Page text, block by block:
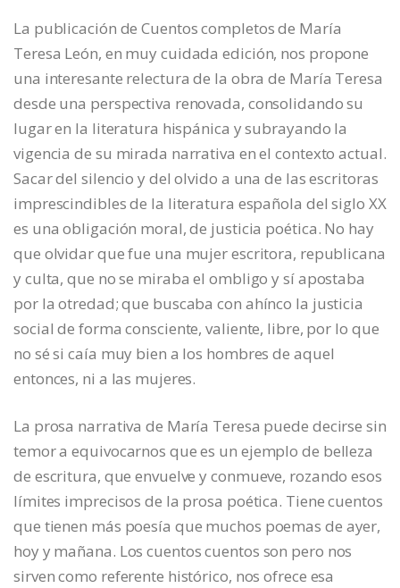
La publicación de Cuentos completos de María
Teresa León, en muy cuidada edición, nos propone
una interesante relectura de la obra de María Teresa
desde una perspectiva renovada, consolidando su
lugar en la literatura hispánica y subrayando la
vigencia de su mirada narrativa en el contexto actual.
Sacar del silencio y del olvido a una de las escritoras
imprescindibles de la literatura española del siglo XX
es una obligación moral, de justicia poética. No hay
que olvidar que fue una mujer escritora, republicana
y culta, que no se miraba el ombligo y sí apostaba
por la otredad; que buscaba con ahínco la justicia
social de forma consciente, valiente, libre, por lo que
no sé si caía muy bien a los hombres de aquel
entonces, ni a las mujeres.
La prosa narrativa de María Teresa puede decirse sin
temor a equivocarnos que es un ejemplo de belleza
de escritura, que envuelve y conmueve, rozando esos
límites imprecisos de la prosa poética. Tiene cuentos
que tienen más poesía que muchos poemas de ayer,
hoy y mañana. Los cuentos cuentos son pero nos
sirven como referente histórico, nos ofrece esa